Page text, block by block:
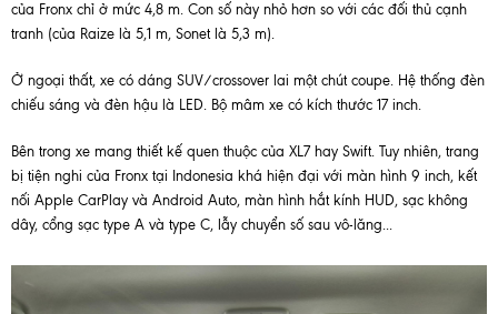
của Fronx chỉ ở mức 4,8 m. Con số này nhỏ hơn so với các đối thủ cạnh
tranh (của Raize là 5,1 m, Sonet là 5,3 m).
Ở ngoại thất, xe có dáng SUV/crossover lai một chút coupe. Hệ thống đèn
chiếu sáng và đèn hậu là LED. Bộ mâm xe có kích thước 17 inch.
Bên trong xe mang thiết kế quen thuộc của XL7 hay Swift. Tuy nhiên, trang
bị tiện nghi của Fronx tại Indonesia khá hiện đại với màn hình 9 inch, kết
nối Apple CarPlay và Android Auto, màn hình hắt kính HUD, sạc không
dây, cổng sạc type A và type C, lẫy chuyển số sau vô-lăng...